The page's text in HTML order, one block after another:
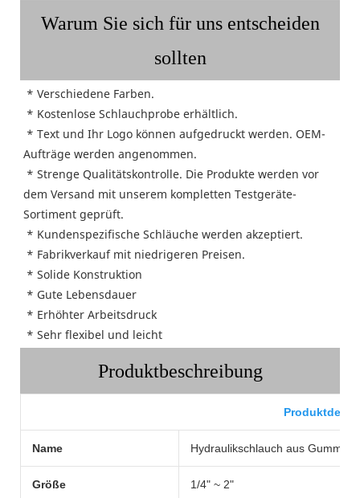
Warum Sie sich für uns entscheiden
sollten
* Verschiedene Farben.
* Kostenlose Schlauchprobe erhältlich.
Aufträge werden angenommen.
dem Versand mit unserem kompletten Testgeräte-
Sortiment geprüft.
* Kundenspezifische Schläuche werden akzeptiert.
* Fabrikverkauf mit niedrigeren Preisen.
* Solide Konstruktion
* Gute Lebensdauer
* Erhöhter Arbeitsdruck
* Sehr flexibel und leicht
Produktbeschreibung
Name Hydraulikschlauch aus Gummi
Größe 1/4" ~ 2"